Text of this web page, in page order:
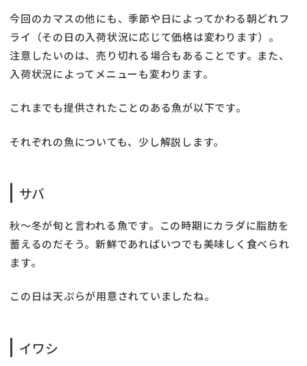
今回のカマスの他にも、季節や日によってかわる朝どれフ
ライ（その日の入荷状況に応じて価格は変わります）。
注意したいのは、売り切れる場合もあることです。また、
入荷状況によってメニューも変わります。
これまでも提供されたことのある魚が以下です。
それぞれの魚についても、少し解説します。
サバ
秋〜冬が旬と言われる魚です。この時期にカラダに脂肪を
蓄えるのだそう。新鮮であればいつでも美味しく食べられ
ます。
この日は天ぷらが用意されていましたね。
イワシ